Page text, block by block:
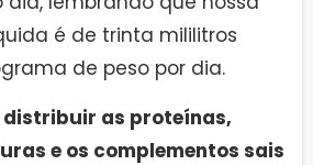
é de trinta mililitros
de peso por dia.
distribuir as proteínas,
e os complementos sais